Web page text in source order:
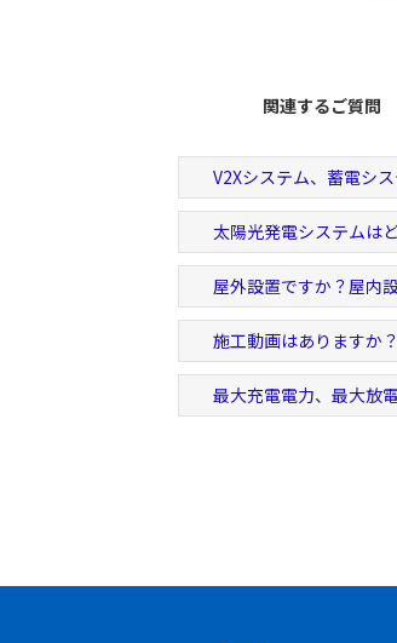
関連するご質問
V2Xシステム、蓄電シ
太陽光発電システムは
屋外設置ですか？屋内
施工動画はありますか？
最大充電電力、最大放